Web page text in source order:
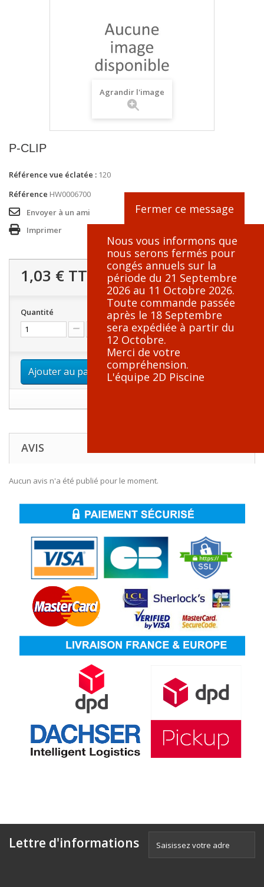
Agrandir l'image
P-CLIP
Référence vue éclatée : 120
Référence HW0006700
Envoyer à un ami
Imprimer
1,03 € TTC
Quantité
Ajouter au panier
AVIS
Aucun avis n'a été publié pour le moment.
Lettre d'informations
Nous vous informons que
nous serons fermés pour
congés annuels sur la
période du 21 Septembre
2026 au 11 Octobre 2026.
Toute commande passée
après le 18 Septembre
sera expédiée à partir du
12 Octobre.
Merci de votre
compréhension.
L'équipe 2D Piscine
Fermer ce message